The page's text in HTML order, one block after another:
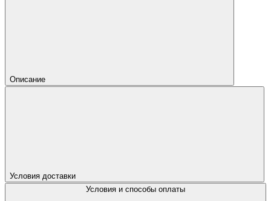
Описание
Условия доставки
Условия и способы оплаты